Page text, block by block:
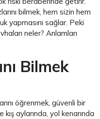
bilmek, hem sizin hem
yapmasını sağlar. Peki
neler? Anlamları
Bilmek
öğrenmek, güvenli bir
kış aylarında, yol kenarında